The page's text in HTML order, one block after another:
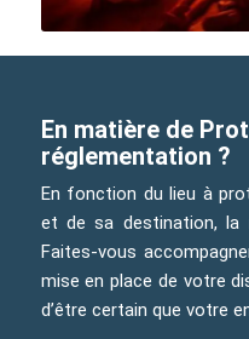
En matière de
réglementation ?
En fonction du lieu à
et de sa destination, la
Faites-vous
mise en place de votre
d’être certain que votre